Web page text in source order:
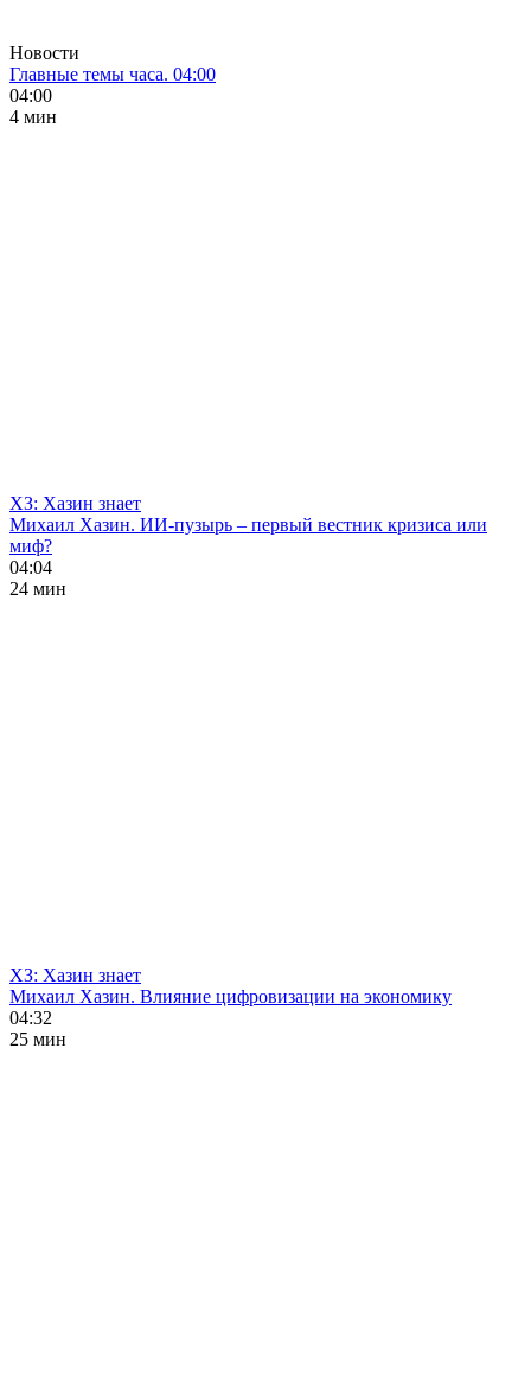
Новости
Главные темы часа. 04:00
04:00
4 мин
ХЗ: Хазин знает
Михаил Хазин. ИИ-пузырь – первый вестник кризиса или
миф?
04:04
24 мин
ХЗ: Хазин знает
Михаил Хазин. Влияние цифровизации на экономику
04:32
25 мин